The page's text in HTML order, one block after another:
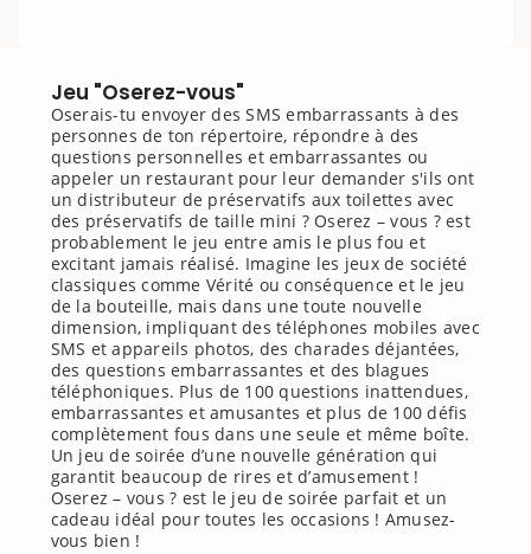
Jeu "Oserez-vous"
Oserais-tu envoyer des SMS embarrassants à des
personnes de ton répertoire, répondre à des
questions personnelles et embarrassantes ou
appeler un restaurant pour leur demander s'ils ont
un distributeur de préservatifs aux toilettes avec
des préservatifs de taille mini ? Oserez – vous ? est
probablement le jeu entre amis le plus fou et
excitant jamais réalisé. Imagine les jeux de société
classiques comme Vérité ou conséquence et le jeu
de la bouteille, mais dans une toute nouvelle
dimension, impliquant des téléphones mobiles avec
SMS et appareils photos, des charades déjantées,
des questions embarrassantes et des blagues
téléphoniques. Plus de 100 questions inattendues,
embarrassantes et amusantes et plus de 100 défis
complètement fous dans une seule et même boîte.
Un jeu de soirée d’une nouvelle génération qui
garantit beaucoup de rires et d’amusement !
Oserez – vous ? est le jeu de soirée parfait et un
cadeau idéal pour toutes les occasions ! Amusez-
vous bien !